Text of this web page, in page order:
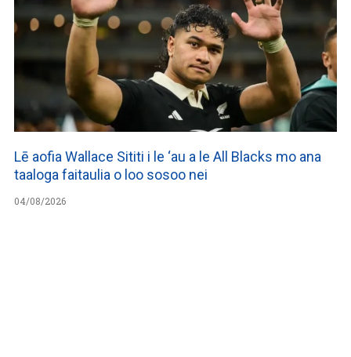
Lē aofia Wallace Sititi i le ‘au a le All Blacks mo ana
taaloga faitaulia o loo sosoo nei
04/08/2026